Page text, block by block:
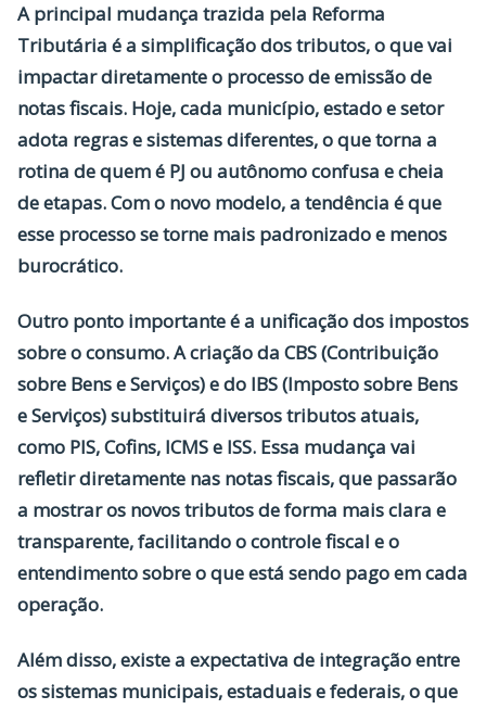
A principal mudança trazida pela Reforma
Tributária é a simplificação dos tributos, o que vai
impactar diretamente o processo de emissão de
notas fiscais. Hoje, cada município, estado e setor
adota regras e sistemas diferentes, o que torna a
rotina de quem é PJ ou autônomo confusa e cheia
de etapas. Com o novo modelo, a tendência é que
esse processo se torne mais padronizado e menos
burocrático.
Outro ponto importante é a unificação dos impostos
sobre o consumo. A criação da CBS (Contribuição
sobre Bens e Serviços)e do IBS (Imposto sobre Bens
e Serviços)substituirá diversos tributos atuais,
como PIS, Cofins, ICMS e ISS. Essa mudança vai
refletir diretamente nas notas fiscais, que passarão
a mostrar os novos tributos de forma mais clara e
transparente, facilitando o controle fiscal e o
entendimento sobre o que está sendo pago em cada
operação.
Além disso, existe a expectativa de integração entre
os sistemas municipais, estaduais e federais, o que